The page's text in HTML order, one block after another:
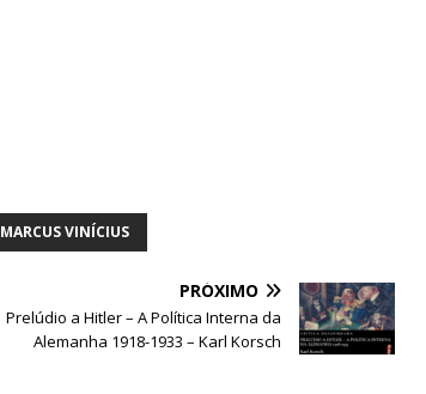
MARCUS VINÍCIUS
PRÓXIMO
Prelúdio a Hitler – A Política Interna da
Alemanha 1918-1933 – Karl Korsch